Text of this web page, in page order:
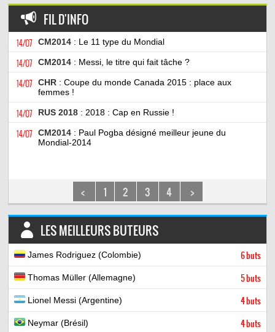
FIL D'INFO
14/07 CM2014 : Le 11 type du Mondial
14/07 CM2014 : Messi, le titre qui fait tâche ?
14/07 CHR : Coupe du monde Canada 2015 : place aux
femmes !
14/07 RUS 2018 : 2018 : Cap en Russie !
14/07 CM2014 : Paul Pogba désigné meilleur jeune du
Mondial-2014
< 1 2 3 4 >
LES MEILLEURS BUTEURS
James Rodriguez (Colombie) 6 buts
Thomas Müller (Allemagne) 5 buts
Lionel Messi (Argentine) 4 buts
Neymar (Brésil) 4 buts